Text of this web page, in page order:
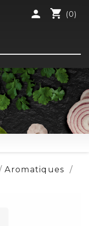
shopping_cart (0)
person
Aromatiques